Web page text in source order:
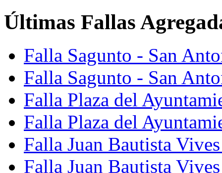
Últimas Fallas
Falla Sagunto - San
Falla Sagunto - San
Falla Plaza del
Falla Plaza del
Falla Juan Bautista
Falla Juan Bautista